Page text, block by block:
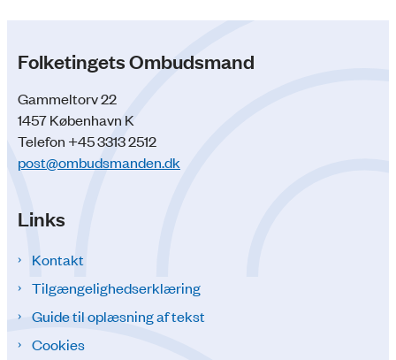
Folketingets Ombudsmand
Gammeltorv 22
1457 København K
Telefon +45 3313 2512
post@ombudsmanden.dk
Links
Kontakt
Tilgængelighedserklæring
Guide til oplæsning af tekst
Cookies